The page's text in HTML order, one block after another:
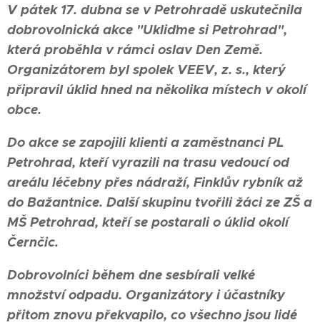
V pátek 17. dubna se v Petrohradě uskutečnila
dobrovolnická akce "Ukliďme si Petrohrad",
která proběhla v rámci oslav Den Země.
Organizátorem byl spolek VEEV, z. s., který
připravil úklid hned na několika místech v okolí
obce.
Do akce se zapojili klienti a zaměstnanci PL
Petrohrad, kteří vyrazili na trasu vedoucí od
areálu léčebny přes nádraží, Finklův rybník až
do Bažantnice. Další skupinu tvořili žáci ze ZŠ a
MŠ Petrohrad, kteří se postarali o úklid okolí
Černčic.
Dobrovolníci během dne sesbírali velké
množství odpadu. Organizátory i účastníky
přitom znovu překvapilo, co všechno jsou lidé